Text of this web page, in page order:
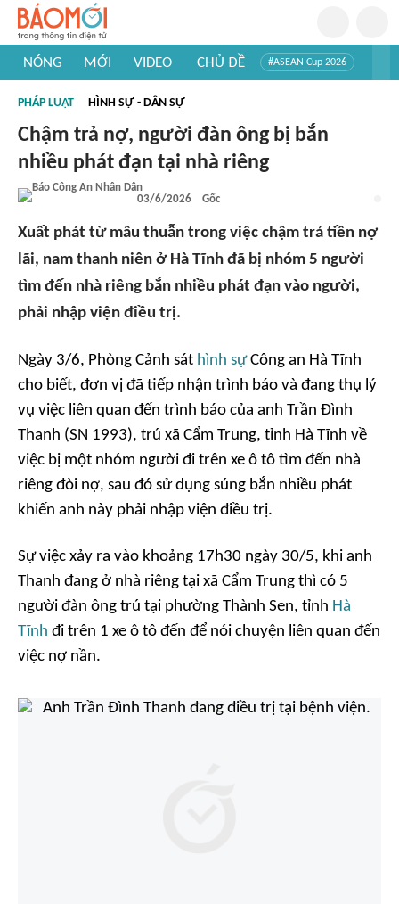
NÓNG MỚI VIDEO CHỦ ĐỀ #ASEAN Cup 2026
#Khám phá thế giới
PHÁP LUẬT HÌNH SỰ - DÂN SỰ
Chậm trả nợ, người đàn ông bị bắn
nhiều phát đạn tại nhà riêng
03/6/2026 Gốc
Xuất phát từ mâu thuẫn trong việc chậm trả tiền nợ
lãi, nam thanh niên ở Hà Tĩnh đã bị nhóm 5 người
tìm đến nhà riêng bắn nhiều phát đạn vào người,
phải nhập viện điều trị.
Ngày 3/6, Phòng Cảnh sát hình sựCông an Hà Tĩnh
cho biết, đơn vị đã tiếp nhận trình báo và đang thụ lý
vụ việc liên quan đến trình báo của anh Trần Đình
Thanh (SN 1993), trú xã Cẩm Trung, tỉnh Hà Tĩnh về
việc bị một nhóm người đi trên xe ô tô tìm đến nhà
riêng đòi nợ, sau đó sử dụng súng bắn nhiều phát
khiến anh này phải nhập viện điều trị.
Sự việc xảy ra vào khoảng 17h30 ngày 30/5, khi anh
Thanh đang ở nhà riêng tại xã Cẩm Trung thì có 5
người đàn ông trú tại phường Thành Sen, tỉnh Hà
Tĩnh đi trên 1 xe ô tô đến để nói chuyện liên quan đến
việc nợ nần.